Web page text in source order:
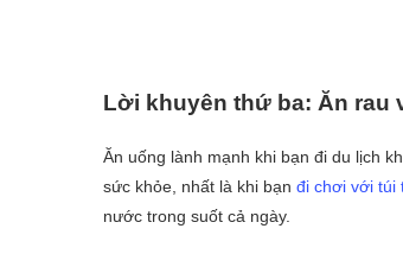
Lời khuyên thứ ba: Ăn rau
Ăn uống lành mạnh khi bạn đi du lịch
sức khỏe, nhất là khi bạn đi chơi với túi
nước trong suốt cả ngày.